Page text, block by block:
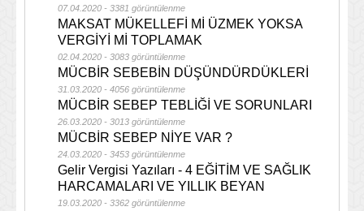
07.04.2020 - 3381 görüntülenme
MAKSAT MÜKELLEFİ Mİ ÜZMEK YOKSA
VERGİYİ Mİ TOPLAMAK
02.04.2020 - 3083 görüntülenme
MÜCBİR SEBEBİN DÜŞÜNDÜRDÜKLERİ
31.03.2020 - 4056 görüntülenme
MÜCBİR SEBEP TEBLİĞİ VE SORUNLARI
26.03.2020 - 3013 görüntülenme
MÜCBİR SEBEP NİYE VAR ?
24.03.2020 - 3453 görüntülenme
Gelir Vergisi Yazıları - 4 EĞİTİM VE SAĞLIK
HARCAMALARI VE YILLIK BEYAN
19.03.2020 - 3362 görüntülenme